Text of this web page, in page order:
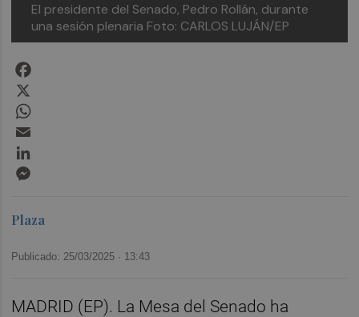
El presidente del Senado, Pedro Rollán, durante
una sesión plenaria Foto: CARLOS LUJÁN/EP
Plaza
Publicado: 25/03/2025 · 13:43
MADRID (EP). La Mesa del Senado ha